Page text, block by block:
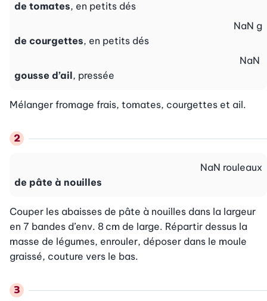
de tomates, en petits dés
de courgettes, en petits dés
NaN g
gousse d’ail, pressée
NaN
Mélanger fromage frais, tomates, courgettes et ail.
de pâte à nouilles
NaN rouleaux
Couper les abaisses de pâte à nouilles dans la largeur
en 7 bandes d’env. 8 cm de large. Répartir dessus la
masse de légumes, enrouler, déposer dans le moule
graissé, couture vers le bas.